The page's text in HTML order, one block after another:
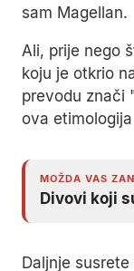
sam Magellan.
Ali, prije nego
koju je otkrio
prevodu znači
ova
MOŽDA VAS
Divovi koji
Daljnje